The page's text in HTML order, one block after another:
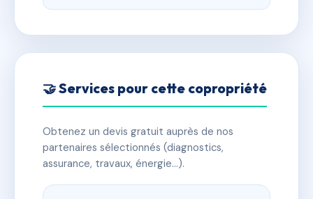
🤝 Services pour cette copropriété
Obtenez un devis gratuit auprès de nos
partenaires sélectionnés (diagnostics,
assurance, travaux, énergie…).